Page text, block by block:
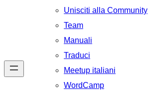
Unisciti alla Community
Team
Manuali
Traduci
Meetup italiani
WordCamp